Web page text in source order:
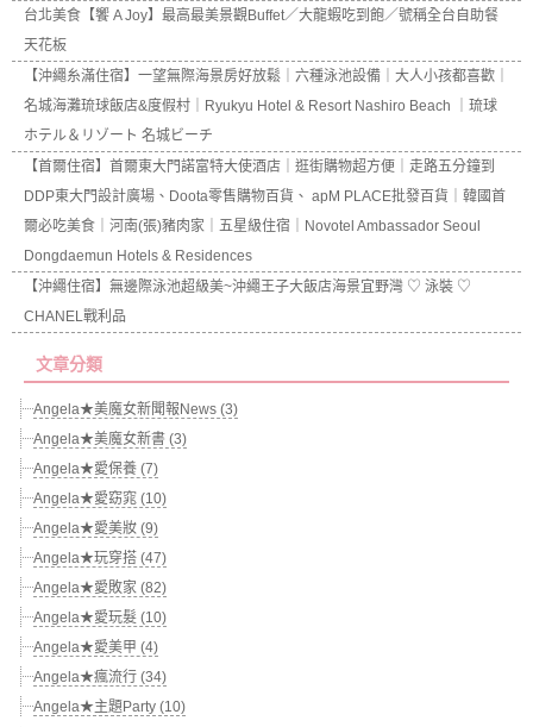
台北美食【饗 A Joy】最高最美景觀Buffet／大龍蝦吃到飽／號稱全台自助餐
天花板
【沖繩糸滿住宿】一望無際海景房好放鬆｜六種泳池設備｜大人小孩都喜歡｜
名城海灘琉球飯店&度假村｜Ryukyu Hotel & Resort Nashiro Beach ｜琉球
ホテル＆リゾート 名城ビーチ
【首爾住宿】首爾東大門諾富特大使酒店｜逛街購物超方便｜走路五分鐘到
DDP東大門設計廣場、Doota零售購物百貨、 apM PLACE批發百貨｜韓國首
爾必吃美食｜河南(張)豬肉家｜五星級住宿｜Novotel Ambassador Seoul
Dongdaemun Hotels & Residences
【沖繩住宿】無邊際泳池超級美~沖繩王子大飯店海景宜野灣 ♡ 泳裝 ♡
CHANEL戰利品
文章分類
Angela★美魔女新聞報News (3)
Angela★美魔女新書 (3)
Angela★愛保養 (7)
Angela★愛窈窕 (10)
Angela★愛美妝 (9)
Angela★玩穿搭 (47)
Angela★愛敗家 (82)
Angela★愛玩髮 (10)
Angela★愛美甲 (4)
Angela★瘋流行 (34)
Angela★主題Party (10)